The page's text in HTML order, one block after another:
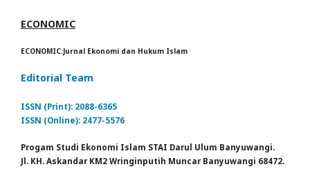
ECONOMIC
ECONOMIC:Jurnal Ekonomi dan Hukum Islam
Editorial Team
ISSN (Print): 2088-6365
ISSN (Online): 2477-5576
Progam Studi Ekonomi Islam STAI Darul Ulum Banyuwangi.
Jl. KH. Askandar KM2 Wringinputih Muncar Banyuwangi 68472.